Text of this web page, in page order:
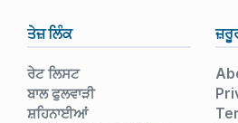
ਤੇਜ਼ ਲਿੰਕ
ਰੇਟ ਲਿਸਟ
ਬਾਲ ਫੁਲਵਾੜੀ
ਸ਼ਹਿਨਾਈਆਂ